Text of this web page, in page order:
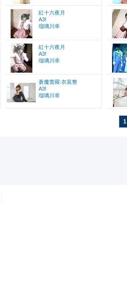
紅十六夜月
A3!
瑠璃川幸
紅十六夜月
A3!
瑠璃川幸
蒼魔蕾羅:衣装整
A3!
瑠璃川幸
1